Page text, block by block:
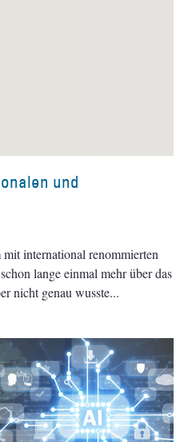
und
international renommierten
lange einmal mehr über das
nicht genau wusste